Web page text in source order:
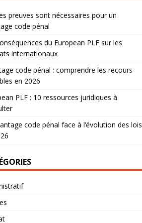
preuves sont nécessaires pour un
code pénal
du European PLF sur les
internationaux
code pénal : comprendre les recours
en 2026
PLF : 10 ressources juridiques à
code pénal face à l’évolution des lois